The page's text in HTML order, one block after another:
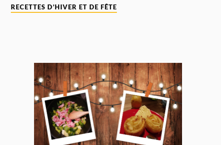
RECETTES D’HIVER ET DE FÊTE